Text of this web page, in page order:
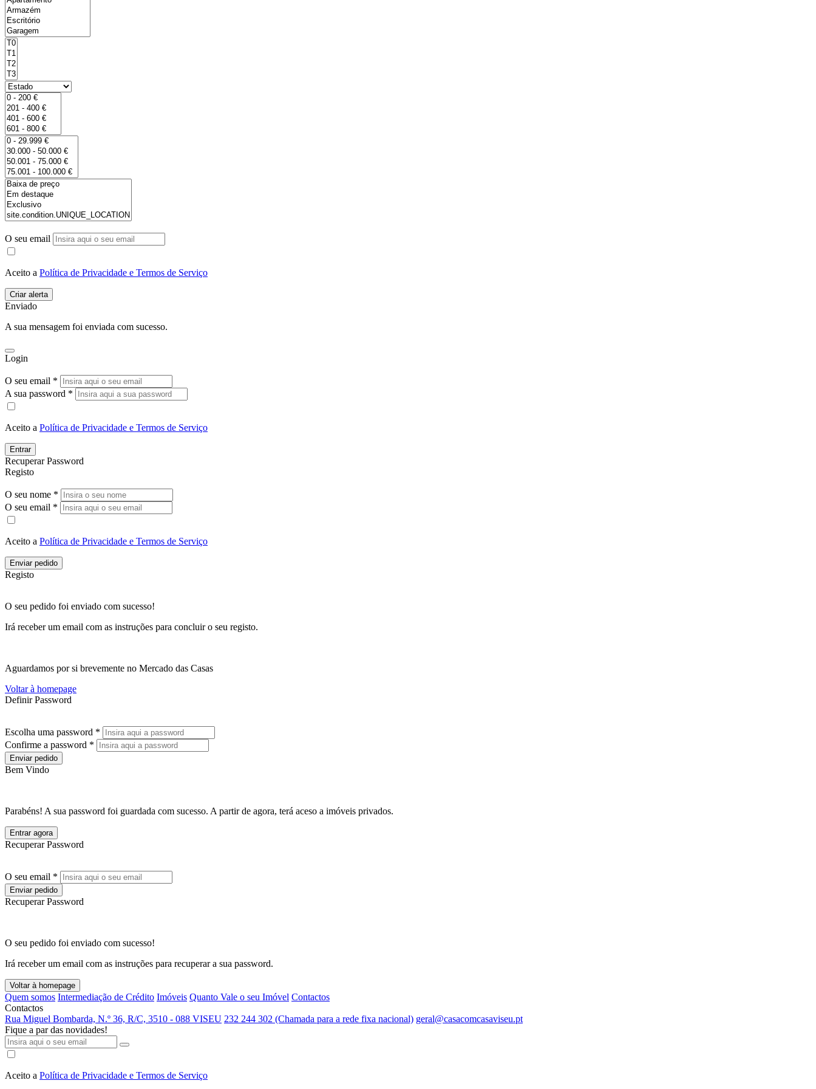
O seu email
Aceito a Política de Privacidade e Termos de Serviço
Enviado
A sua mensagem foi enviada com sucesso.
Login
O seu email *
A sua password *
Aceito a Política de Privacidade e Termos de Serviço
Entrar
Recuperar Password
Registo
O seu nome *
O seu email *
Aceito a Política de Privacidade e Termos de Serviço
Enviar pedido
Registo
O seu pedido foi enviado com sucesso!
Irá receber um email com as instruções para concluir o seu registo.
Aguardamos por si brevemente no Mercado das Casas
Voltar à homepage
Definir Password
Escolha uma password *
Confirme a password *
Enviar pedido
Bem Vindo
Parabéns! A sua password foi guardada com sucesso. A partir de agora, terá aceso a imóveis privados.
Entrar agora
Recuperar Password
O seu email *
Enviar pedido
Recuperar Password
O seu pedido foi enviado com sucesso!
Irá receber um email com as instruções para recuperar a sua password.
Voltar à homepage
Quem somos Intermediação de Crédito Imóveis Quanto Vale o seu Imóvel Contactos
Contactos
Rua Miguel Bombarda, N.º 36, R/C, 3510 - 088 VISEU 232 244 302 (Chamada para a rede fixa nacional) geral@casacomcasaviseu.pt
Fique a par das novidades!
Aceito a Política de Privacidade e Termos de Serviço